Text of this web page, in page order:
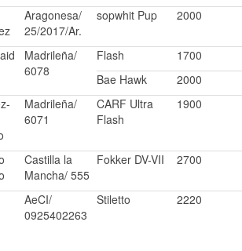
Aragonesa/
25/2017/Ar.
sopwhit Pup 2000
Madrileña/
6078
Flash
1700
Bae Hawk
2000
Madrileña/
6071
CARF Ultra
Flash
1900
Castilla la
Mancha/ 555
Fokker DV-VII 2700
AeCI/
0925402263
Stiletto 2220